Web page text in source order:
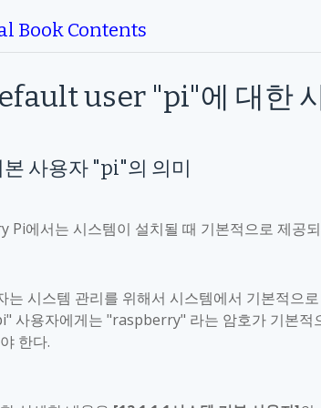
Book Contents
user "pi"에 대한
본 사용자 "pi"의 의미
Pi에서는 시스템이 설치될 때 기본적으로 제공
는 시스템 관리를 위해서 시스템에서 기본적으
사용자에게는 "raspberry" 라는 암호가 기본적
한다.